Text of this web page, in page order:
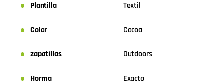
Plantilla Textil
Color Cocoa
zapatillas Outdoors
Horma Exacto